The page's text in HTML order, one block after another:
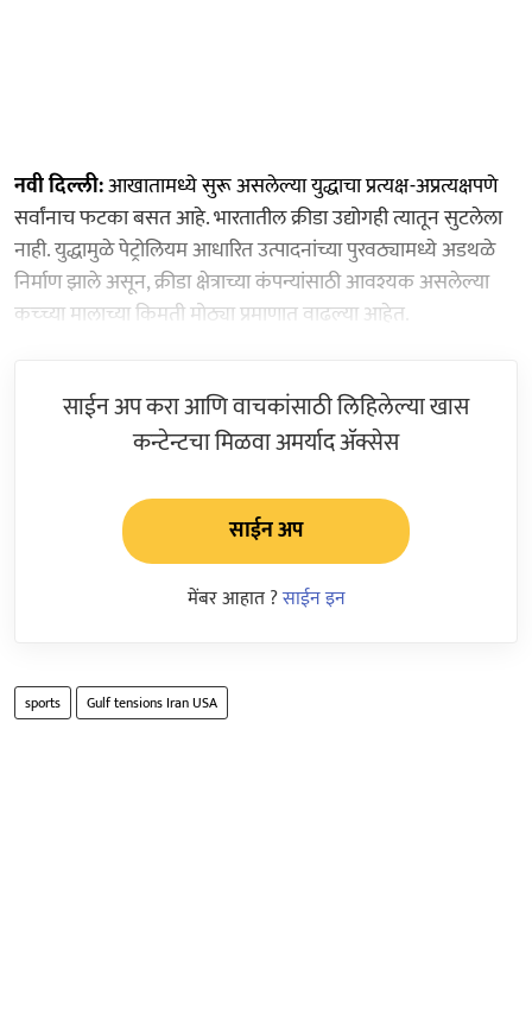
नवी दिल्ली:आखातामध्ये सुरू असलेल्या युद्धाचा प्रत्यक्ष-अप्रत्यक्षपणे
सर्वांनाच फटका बसत आहे. भारतातील क्रीडा उद्योगही त्यातून सुटलेला
नाही. युद्धामुळे पेट्रोलियम आधारित उत्पादनांच्या पुरवठ्यामध्ये अडथळे
निर्माण झाले असून, क्रीडा क्षेत्राच्या कंपन्यांसाठी आवश्यक असलेल्या
कच्च्या मालाच्या किमती मोठ्या प्रमाणात वाढल्या आहेत.
साईन अप करा आणि वाचकांसाठी लिहिलेल्या खास
कन्टेन्टचा मिळवा अमर्याद ॲक्सेस
साईन अप
मेंबर आहात ?साईन इन
sports Gulf tensions Iran USA